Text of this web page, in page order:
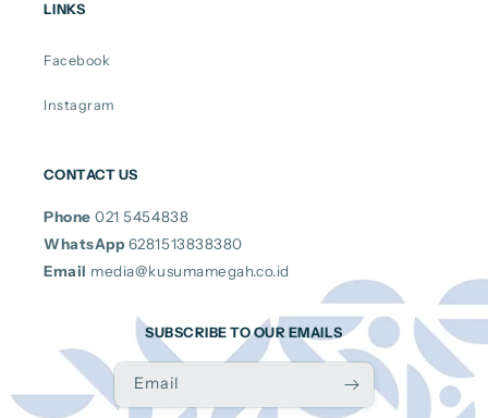
LINKS
Facebook
Instagram
CONTACT US
Phone 021 5454838
WhatsApp6281513838380
Email media@kusumamegah.co.id
SUBSCRIBE TO OUR EMAILS
Email